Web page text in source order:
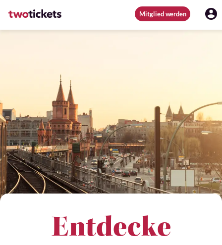
Mitglied werden
Entdecke